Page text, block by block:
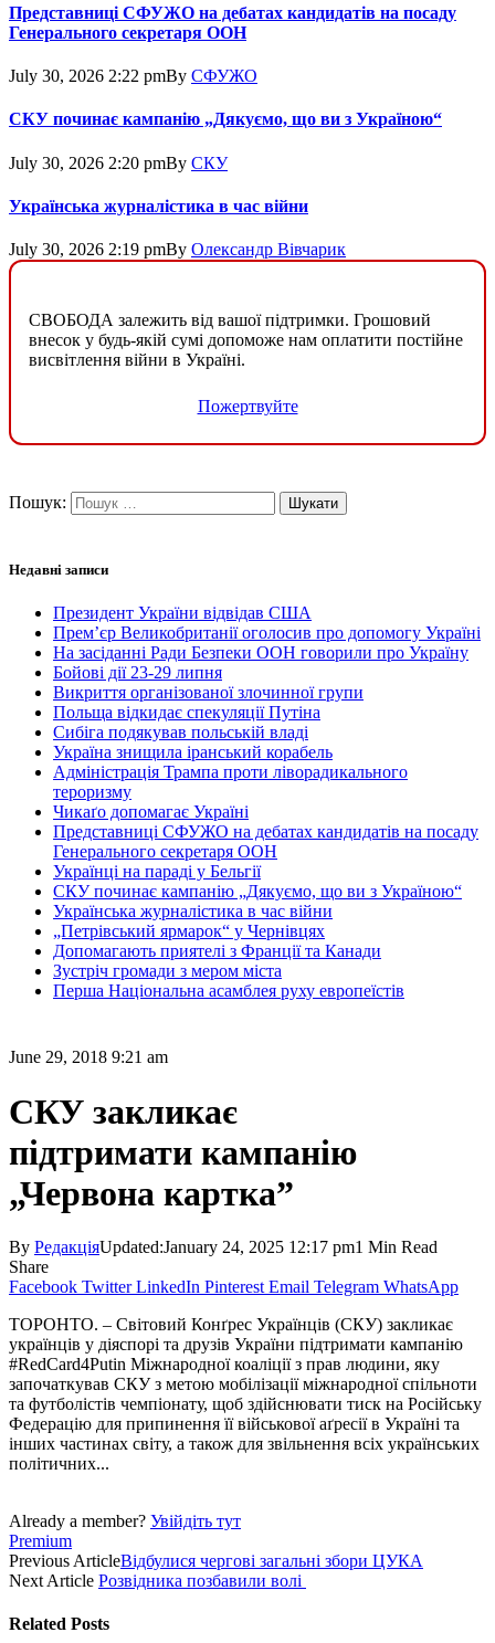
Представниці СФУЖО на дебатах кандидатів на посаду
Генерального секретаря ООН
July 30, 2026 2:22 pmBy СФУЖО
СКУ починає кампанію „Дякуємо, що ви з Україною“
July 30, 2026 2:20 pmBy СКУ
Українська журналістика в час війни
July 30, 2026 2:19 pmBy Олександр Вівчарик
СВОБОДА залежить від вашої підтримки. Грошовий
внесок у будь-якій сумі допоможе нам оплатити постійне
висвітлення війни в Україні.
Пожертвуйте
Пошук:
Недавні записи
Президент України відвідав США
Прем’єр Великобританії оголосив про допомогу Україні
На засіданні Ради Безпеки ООН говорили про Україну
Бойові дії 23-29 липня
Викриття організованої злочинної групи
Польща відкидає спекуляції Путіна
Сибіга подякував польській владі
Україна знищила іранський корабель
Адміністрація Трампа проти ліворадикального
тероризму
Чикаґо допомагає Україні
Представниці СФУЖО на дебатах кандидатів на посаду
Генерального секретаря ООН
Українці на параді у Бельгії
СКУ починає кампанію „Дякуємо, що ви з Україною“
Українська журналістика в час війни
„Петрівський ярмарок“ у Чернівцях
Допомагають приятелі з Франції та Канади
Зустріч громади з мером міста
Перша Національна асамблея руху европеїстів
June 29, 2018 9:21 am
СКУ закликає
підтримати кампанію
„Червона картка”
By РедакціяUpdated:January 24, 2025 12:17 pm1 Min Read
Share
Facebook Twitter LinkedIn Pinterest Email Telegram WhatsApp
ТОРОНТО. – Світовий Конґрес Українців (СКУ) закликає
українців у діяспорі та друзів України підтримати кампанію
#RedCard4Putin Міжнародної коаліції з прав людини, яку
започаткував СКУ з метою мобілізації міжнародної спільноти
та футболістів чемпіонату, щоб здійснювати тиск на Російську
Федерацію для припинення її військової аґресії в Україні та
інших частинах світу, а також для звільнення всіх українських
політичних...
Already a member? Увійдіть тут
Premium
Previous ArticleВідбулися чергові загальні збори ЦУКА
Next Article Розвідника позбавили волі
Related Posts